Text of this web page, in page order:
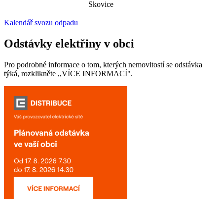
Skovice
Kalendář svozu odpadu
Odstávky elektřiny v obci
Pro podrobné informace o tom, kterých nemovitostí se odstávka
týká, rozklikněte ,,VÍCE INFORMACÍ".